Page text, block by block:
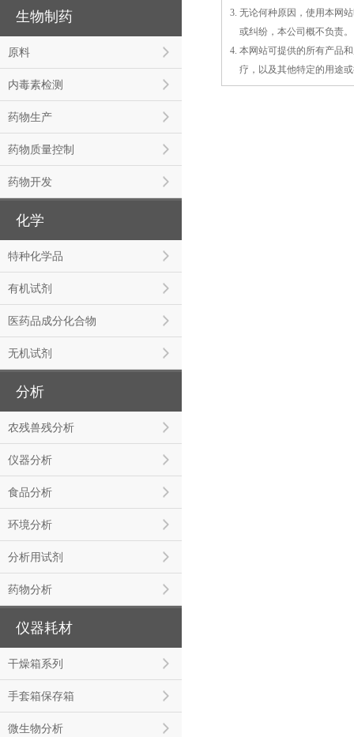
生物制药
原料
内毒素检测
药物生产
药物质量控制
药物开发
化学
特种化学品
有机试剂
医药品成分化合物
无机试剂
分析
农残兽残分析
仪器分析
食品分析
环境分析
分析用试剂
药物分析
仪器耗材
干燥箱系列
手套箱保存箱
微生物分析
3. 无论何种原因，使用本网
或纠纷，本公司概不负责。
4. 本网站可提供的所有产品
疗，以及其他特定的用途